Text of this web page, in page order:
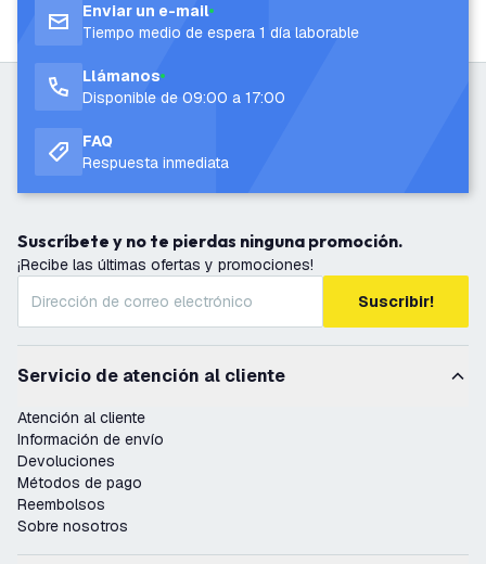
Enviar un e-mail
Tiempo medio de espera 1 día laborable
Llámanos
Disponible de 09:00 a 17:00
FAQ
Respuesta inmediata
Suscríbete y no te pierdas ninguna promoción.
¡Recibe las últimas ofertas y promociones!
Suscribir!
Servicio de atención al cliente
Atención al cliente
Información de envío
Devoluciones
Métodos de pago
Reembolsos
Sobre nosotros